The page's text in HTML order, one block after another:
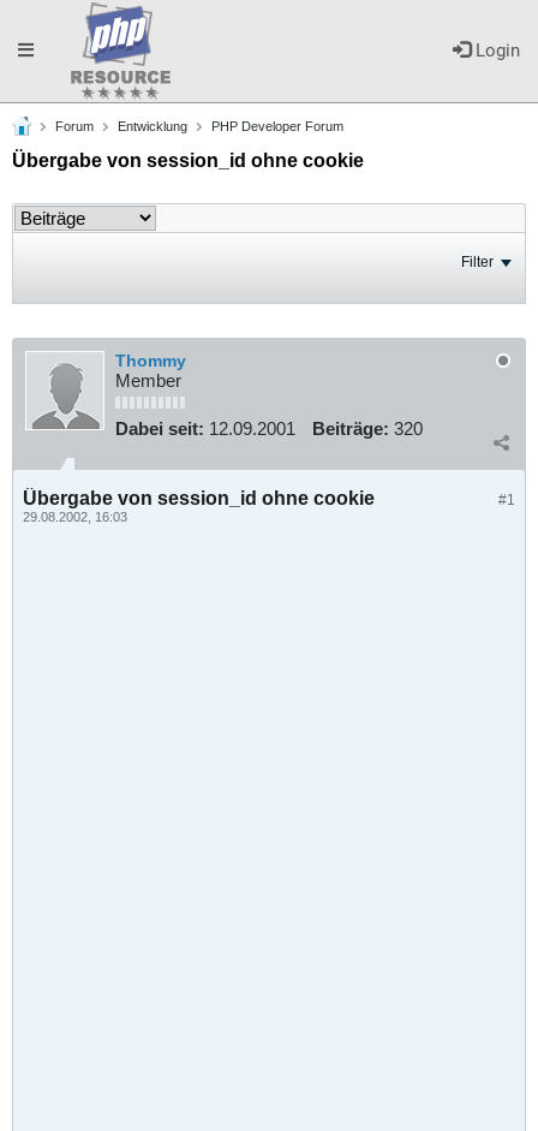
Login
Toggle
navigation
Forum Entwicklung PHP Developer Forum
Übergabe von session_id ohne cookie
Filter
Thommy
Member
Dabei seit: 12.09.2001 Beiträge: 320
#1
Übergabe von session_id ohne cookie
29.08.2002, 16:03